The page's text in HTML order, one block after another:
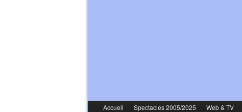
Accueil Spectacles 2005/2025 Web & TV